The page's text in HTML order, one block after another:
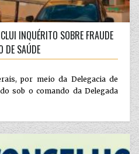
INQUÉRITO SOBRE FRAUDE
DE SAÚDE
por meio da Delegacia de
sob o comando da Delegada